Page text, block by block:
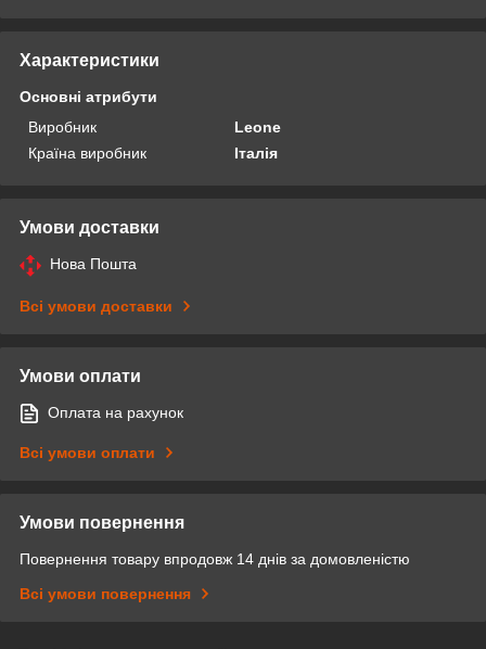
Характеристики
Основні атрибути
Виробник
Leone
Країна виробник
Італія
Умови доставки
Нова Пошта
Всі умови доставки
Умови оплати
Оплата на рахунок
Всі умови оплати
Умови повернення
Повернення товару впродовж 14 днів за домовленістю
Всі умови повернення